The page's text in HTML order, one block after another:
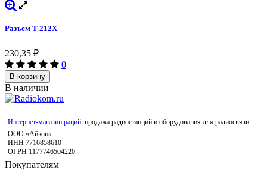
Разъем T-212X
230,35 ₽
0
В корзину
В наличии
Интернет-магазин раций: продажа радиостанций и оборудования для радиосвязи.
ООО «Айкон»
ИНН 7716858610
ОГРН 1177746504220
Покупателям